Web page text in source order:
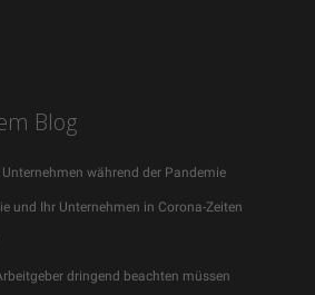
Blog
während der Pandemie
und Ihr Unternehmen in Corona-Zeiten
dringend beachten müssen